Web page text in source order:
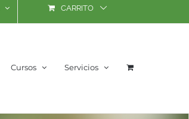
CARRITO
Cursos Servicios